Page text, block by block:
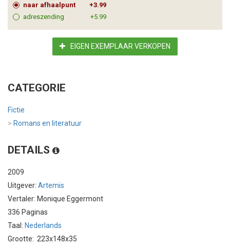
naar afhaalpunt
+3.99
adreszending
+5.99
EIGEN EXEMPLAAR VERKOPEN
CATEGORIE
Fictie
> Romans en literatuur
DETAILS
2009
Uitgever: Artemis
Vertaler: Monique Eggermont
336 Paginas
Taal: Nederlands
Grootte: 223x148x35